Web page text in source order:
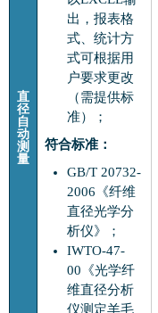
直
径
自
动
测
量
出，报表格
式、统计方
式可根据用
户要求更改
（需提供标
准）；
符合标准：
GB/T 20732-
2006《纤维
直径光学分
析仪》；
IWTO-47-
00《光学纤
维直径分析
仪测定羊毛